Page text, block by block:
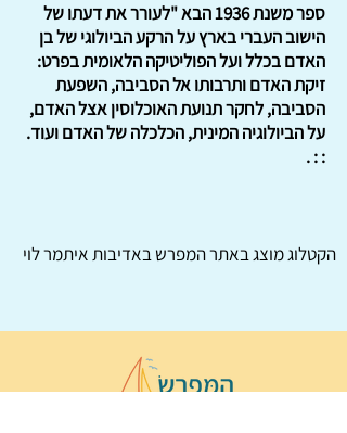
ספר משנת 1936 הבא "לעורר את דעתו של
הישוב העברי בארץ על הרקע הביולוגי של בן
האדם בכלל ועל הפוליטיקה הלאומית בפרט:
זיקת האדם ותרבותו אל הסביבה, השפעת
הסביבה, לחקר תנועת האוכלוסין אצל האדם,
על הביולוגיה המינית, הכלכלה של האדם ועוד.
: : .
הקטלוג מוצג באתרהמפרשבאדיבות איתמר לוי